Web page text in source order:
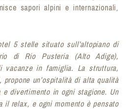
sapori alpini e internazionali,
5 stelle situato sull’altopiano di
di Rio Pusteria (Alto Adige),
vacanze in famiglia. La struttura,
un’ospitalità di alta qualità
e divertimento in ogni stagione. Un
il relax, e ogni momento è pensato